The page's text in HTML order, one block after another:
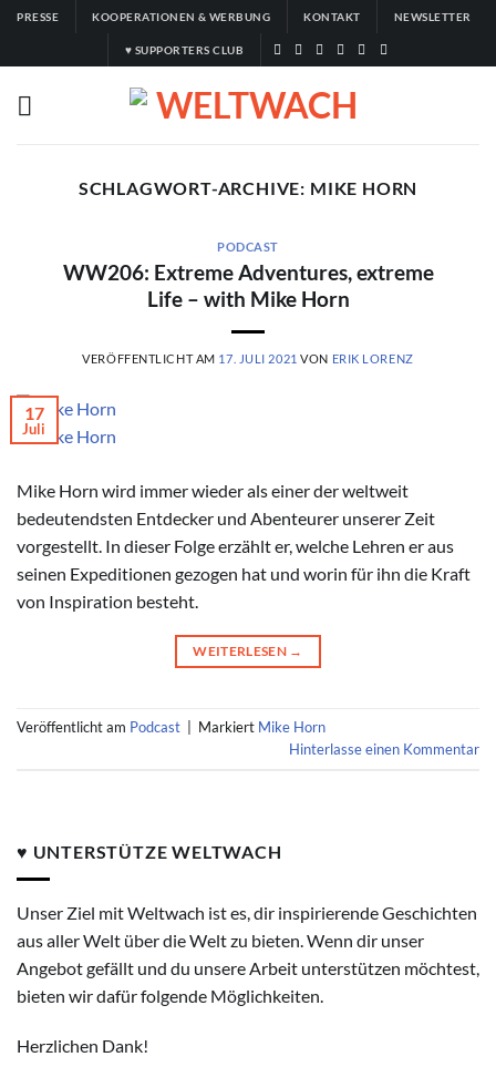
Zum
springen
PRESSE KOOPERATIONEN & WERBUNG KONTAKT NEWSLETTER
♥ SUPPORTERS CLUB
SCHLAGWORT-ARCHIVE: MIKE HORN
PODCAST
WW206: Extreme Adventures, extreme
Life – with Mike Horn
VERÖFFENTLICHT AM 17. JULI 2021 VON ERIK LORENZ
© Mike Horn
17
Juli
Mike Horn wird immer wieder als einer der weltweit
bedeutendsten Entdecker und Abenteurer unserer Zeit
vorgestellt. In dieser Folge erzählt er, welche Lehren er aus
seinen Expeditionen gezogen hat und worin für ihn die Kraft
von Inspiration besteht.
WEITERLESEN →
Veröffentlicht am Podcast Markiert Mike Horn
Hinterlasse einen Kommentar
♥ UNTERSTÜTZE WELTWACH
Unser Ziel mit Weltwach ist es, dir inspirierende Geschichten
aus aller Welt über die Welt zu bieten. Wenn dir unser
Angebot gefällt und du unsere Arbeit unterstützen möchtest,
bieten wir dafür folgende Möglichkeiten.
Herzlichen Dank!